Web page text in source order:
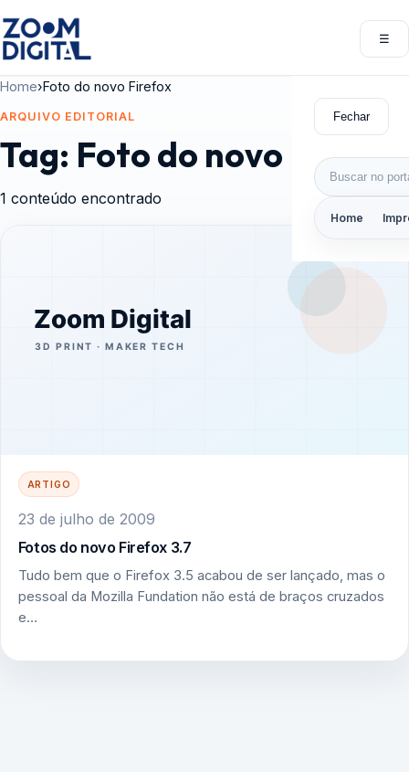
☰
Fechar
Buscar por:
Home
Home›Foto do novo Firefox
ARQUIVO EDITORIAL
Tag: Foto do novo Firefox
1 conteúdo encontrado
ARTIGO
23 de julho de 2009
Fotos do novo Firefox 3.7
Tudo bem que o Firefox 3.5 acabou de ser lançado, mas o
pessoal da Mozilla Fundation não está de braços cruzados
e…